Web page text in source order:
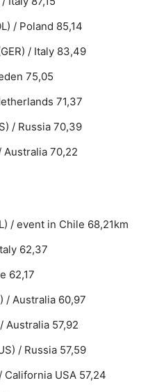
/ Poland 85,14
/ Italy 83,49
75,05
71,37
/ Russia 70,39
Australia 70,22
/ event in Chile 68,21km
62,37
62,17
/ Australia 60,97
Australia 57,92
/ Russia 57,59
California USA 57,24